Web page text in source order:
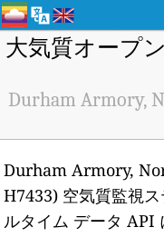
大気質オープ
Durham Armory,
Durham Armory,
H7433) 空気質監視
ルタイム データ API